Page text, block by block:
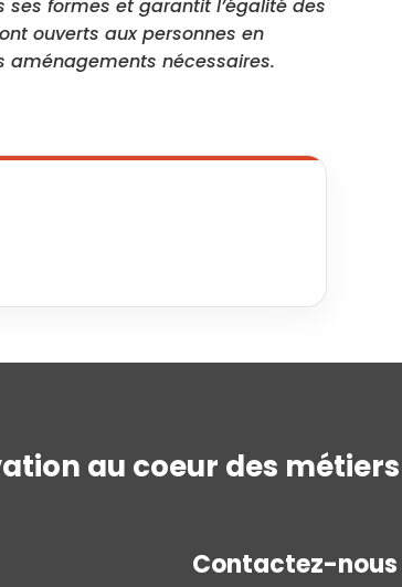
formes et garantit l’égalité des
ouverts aux personnes en
aménagements nécessaires.
au coeur des métiers
Contactez-nous